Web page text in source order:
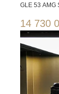
GLE 53 AMG
14 730